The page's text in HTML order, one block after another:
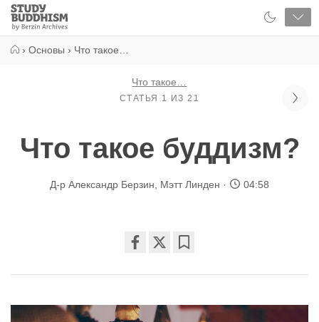
Close
Study
Buddhism
› Основы › Что такое…
Что такое…
СТАТЬЯ 1 ИЗ 21
Что такое буддизм?
Д-р Александр Берзин Мэтт Линден 04:58
on